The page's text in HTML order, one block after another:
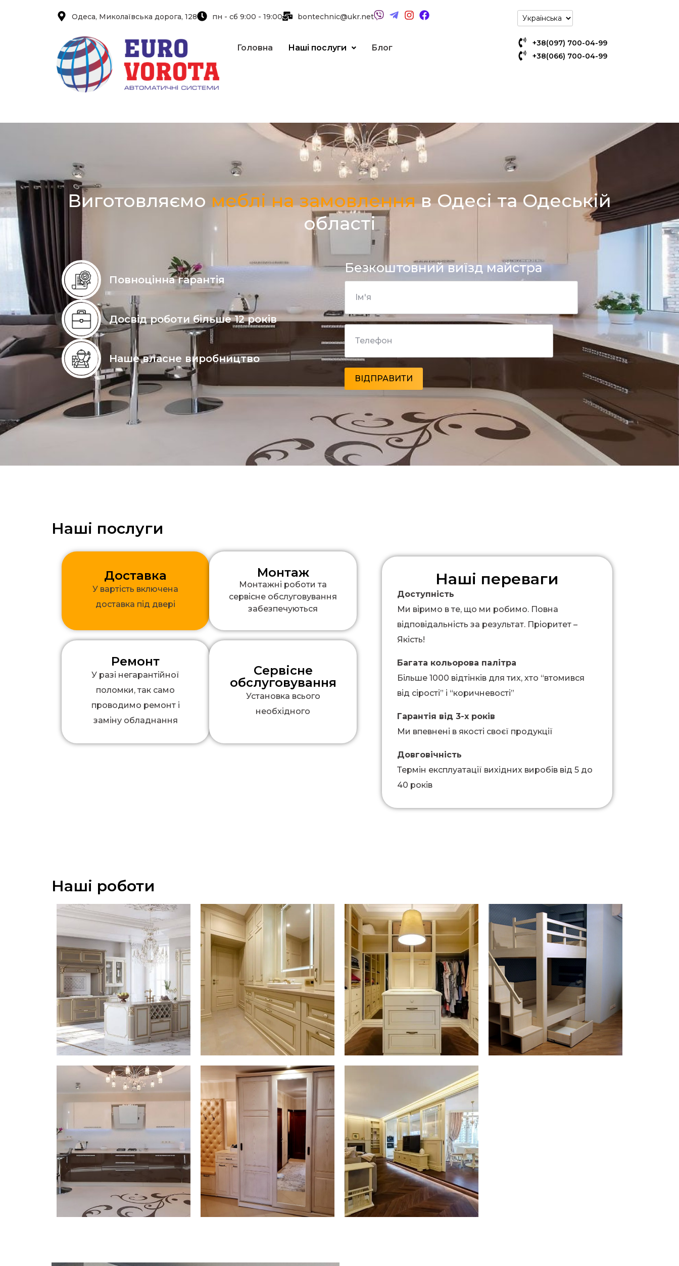
Одеса, Миколаївська дорога, 128 пн - сб 9:00 - 19:00 bontechnic@ukr.net
Головна Наші послуги Блог
+38(097) 700-04-99
+38(066) 700-04-99
Виготовляємо меблі на замовлення в Одесі та Одеській
області
Повноцінна гарантія
Досвід роботи більше 12 років
Наше власне виробництво
Безкоштовний виїзд майстра
Наші послуги
Доставка
У вартість включена
доставка під двері
Монтаж
Монтажні роботи та
сервісне обслуговування
забезпечуються
Ремонт
У разі негарантійної
поломки, так само
проводимо ремонт і
заміну обладнання
Сервісне
обслуговування
Установка всього
необхідного
Наші переваги
Доступність
Ми віримо в те, що ми робимо. Повна
відповідальність за результат. Пріоритет –
Якість!
Багата кольорова палітра
Більше 1000 відтінків для тих, хто “втомився
від сірості” і “коричневості”
Гарантія від 3-х років
Ми впевнені в якості своєї продукції
Довговічність
Термін експлуатації вихідних виробів від 5 до
40 років
Наші роботи